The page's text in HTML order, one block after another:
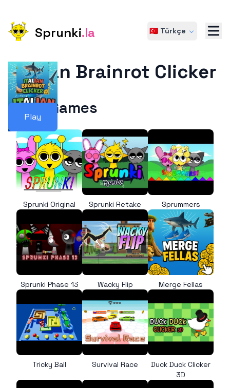
Sprunki.la 🇹🇷 Türkçe
Play
Italian Brainrot Clicker
More Games
Sprunki Original Sprunki Retake Sprummers
Sprunki Phase 13 Wacky Flip Merge Fellas
Tricky Ball Survival Race
Duck Duck Clicker
3D